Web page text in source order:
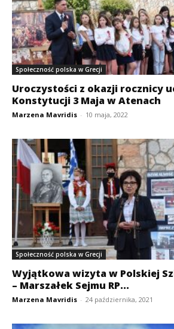
Społeczność polska w Grecji
Uroczystości z okazji rocznicy
Konstytucji 3 Maja w Atenach
Marzena Mavridis - 10 maja, 2022
Społeczność polska w Grecji
Wyjątkowa wizyta w Polskiej
– Marszałek Sejmu RP...
Marzena Mavridis - 24 października, 2021